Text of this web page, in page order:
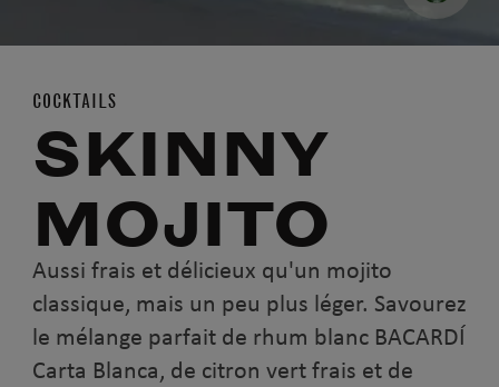
COCKTAILS
SKINNY
MOJITO
Aussi frais et délicieux qu'un mojito
classique, mais un peu plus léger. Savourez
le mélange parfait de rhum blanc BACARDÍ
Carta Blanca, de citron vert frais et de